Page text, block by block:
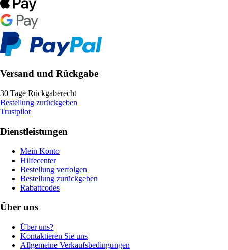
Versand und Rückgabe
30 Tage Rückgaberecht
Bestellung zurückgeben
Trustpilot
Dienstleistungen
Mein Konto
Hilfecenter
Bestellung verfolgen
Bestellung zurückgeben
Rabattcodes
Über uns
Über uns?
Kontaktieren Sie uns
Allgemeine Verkaufsbedingungen